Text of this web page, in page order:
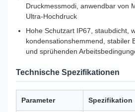
Druckmessmodi, anwendbar von
Ultra-Hochdruck
Hohe Schutzart IP67, staubdicht,
kondensationshemmend, stabiler
und sprühenden
Technische Spezifikationen
Parameter Spezifikation